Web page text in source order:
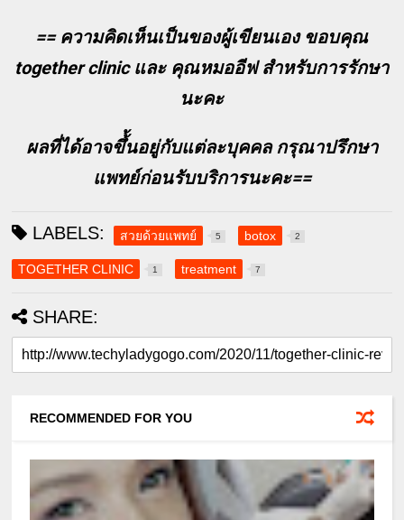
== ความคิดเห็นเป็นของผู้เขียนเอง ขอบคุณ
together clinic และ คุณหมออีฟ สำหรับการรักษา
นะคะ
ผลที่ได้อาจขึ้้นอยู่กับแต่ละบุคคล กรุณาปรึกษา
แพทย์ก่อนรับบริการนะคะ==
LABELS: สวยด้วยแพทย์ 5 botox 2
TOGETHER CLINIC 1 treatment 7
SHARE:
RECOMMENDED FOR YOU